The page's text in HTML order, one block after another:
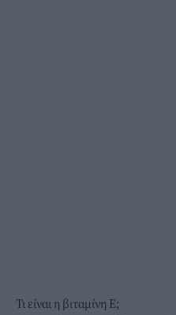
Τι είναι η βιταμίνη Ε;